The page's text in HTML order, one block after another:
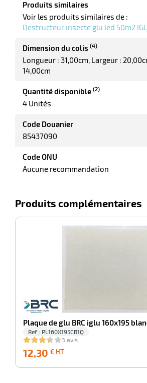
Produits similaires
Voir les produits similaires de :
Destructeur insecte glu led 50m2
Dimension du colis (4)
Longueur : 31,00cm Largeur :
14,00cm
Quantité disponible (2)
4 Unités
Code Douanier
85437090
Code ONU
Aucune recommandation
Produits complémentaires
Plaque de glu BRC iglu 160x195
Ref : PL160X195CB1Q
3 avis
12,30 € HT
HT